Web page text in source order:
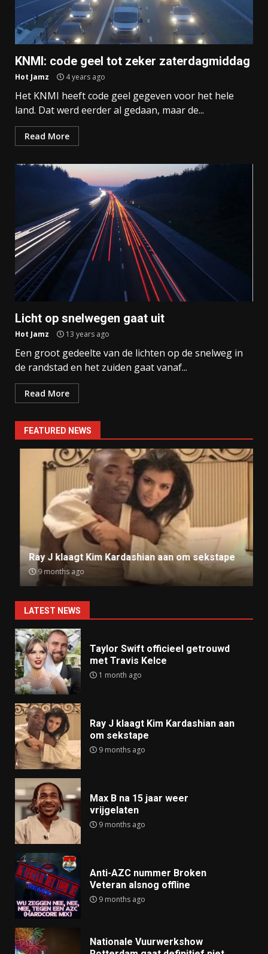
KNMI: code geel tot zeker zaterdagmiddag
Hot Jamz 4 years ago
Het KNMI heeft code geel gegeven voor het hele
land. Dat werd eerder al gedaan, maar de...
Read More
Licht op snelwegen gaat uit
Hot Jamz 13 years ago
Een groot gedeelte van de lichten op de snelweg in
de randstad en het zuiden gaat vanaf...
Read More
FEATURED NEWS
Ray J klaagt Kim Kardashian aan om sekstape
9 months ago
LATEST NEWS
Taylor Swift officieel getrouwd
met Travis Kelce
1 month ago
Ray J klaagt Kim Kardashian aan
om sekstape
9 months ago
Max B na 15 jaar weer
vrijgelaten
9 months ago
Anti-AZC nummer Broken
Veteran alsnog offline
9 months ago
Nationale Vuurwerkshow